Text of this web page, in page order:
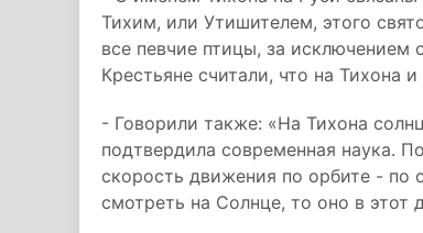
Тихим, или Утишителем, этого
все певчие птицы, за исключением
Крестьяне считали, что на Тихона
- Говорили также: «На Тихона
подтвердила современная наука.
скорость движения по орбите - по
смотреть на Солнце, то оно в этот